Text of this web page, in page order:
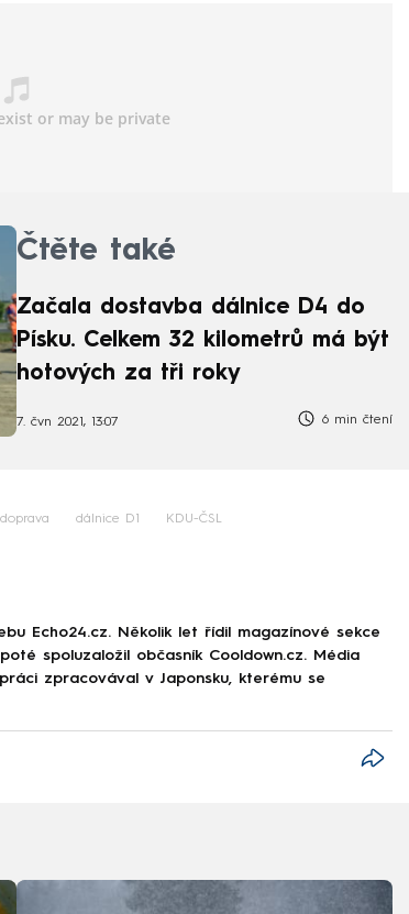
Čtěte také
Začala dostavba dálnice D4 do
Písku. Celkem 32 kilometrů má být
hotových za tři roky
7. čvn 2021, 13:07 6 min čtení
doprava dálnice D1 KDU-ČSL
Echo24.cz. Několik let řídil magazínové sekce
spoluzaložil občasník Cooldown.cz. Média
zpracovával v Japonsku, kterému se